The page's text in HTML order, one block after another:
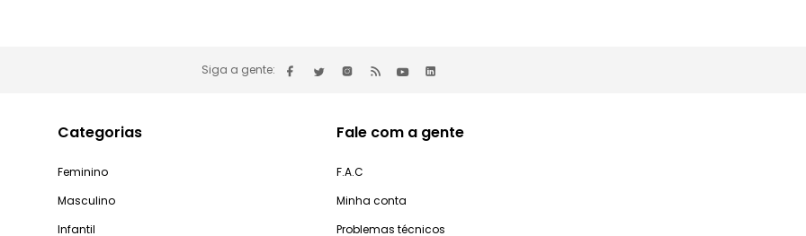
Siga a gente:
Categorias
Feminino
Masculino
Infantil
Fale com a gente
F.A.C
Minha conta
Problemas técnicos